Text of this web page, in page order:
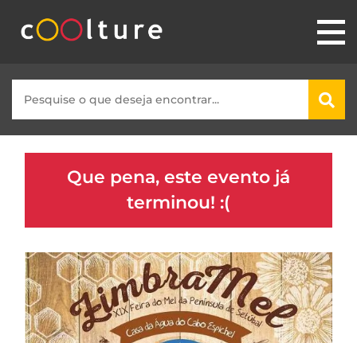
Que pena, este evento já
terminou! :(